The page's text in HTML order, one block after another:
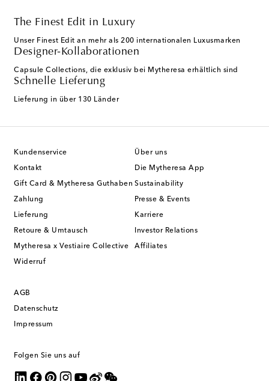
The Finest Edit in Luxury
Unser Finest Edit an mehr als 200 internationalen Luxusmarken
Designer-Kollaborationen
Capsule Collections, die exklusiv bei Mytheresa erhältlich sind
Schnelle Lieferung
Lieferung in über 130 Länder
Kundenservice
Kontakt
Gift Card & Mytheresa Guthaben
Zahlung
Lieferung
Retoure & Umtausch
Mytheresa x Vestiaire Collective
Widerruf
Über uns
Die Mytheresa App
Sustainability
Presse & Events
Karriere
Investor Relations
Affiliates
AGB
Datenschutz
Impressum
Folgen Sie uns auf